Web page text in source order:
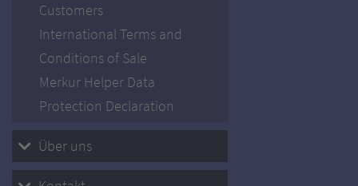
Customers
International Terms and
Conditions of Sale
Merkur Helper Data
Protection Declaration
Über uns